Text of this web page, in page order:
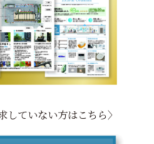
していない方はこちら〉